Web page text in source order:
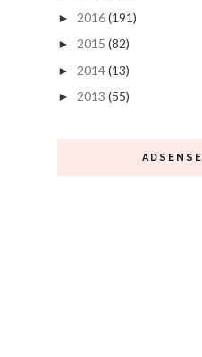
► 2016(191)
► 2015 (82)
► 2014(13)
► 2013 (55)
ADSENSE